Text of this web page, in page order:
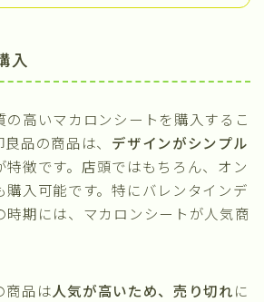
入
の高いマカロンシートを購入するこ
品の商品は、 デザインがシンプル
特徴です。店頭ではもちろん、オン
購入可能です。特にバレンタインデ
時期には、マカロンシートが人気商
商品は人気が高いため、売り切れに